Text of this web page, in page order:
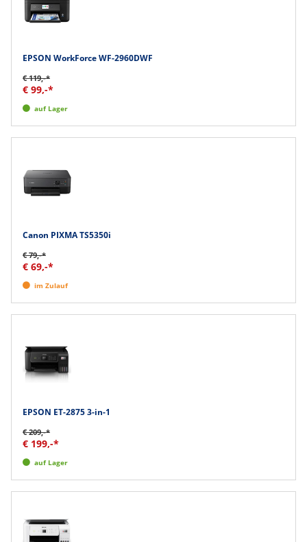
EPSON WorkForce WF-2960DWF
€ 119,-*
€ 99,-*
auf Lager
Canon PIXMA TS5350i
€ 79,-*
€ 69,-*
im Zulauf
EPSON ET-2875 3-in-1
€ 209,-*
€ 199,-*
auf Lager